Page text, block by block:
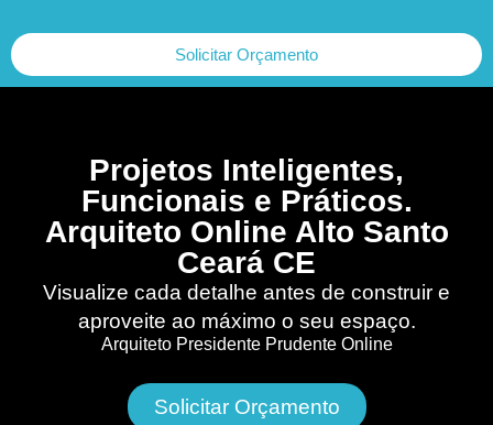
Solicitar Orçamento
Projetos Inteligentes,
Funcionais e Práticos.
Arquiteto Online Alto Santo
Ceará CE
Visualize cada detalhe antes de construir e
aproveite ao máximo o seu espaço.
Arquiteto Presidente Prudente Online
Solicitar Orçamento